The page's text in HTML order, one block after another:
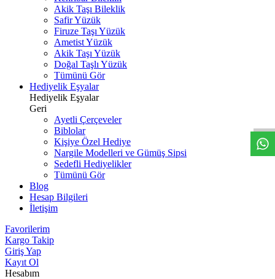
Akik Taşı Bileklik
Safir Yüzük
Firuze Taşı Yüzük
Ametist Yüzük
Akik Taşı Yüzük
Doğal Taşlı Yüzük
Tümünü Gör
Hediyelik Eşyalar
Hediyelik Eşyalar
Geri
Ayetli Çerçeveler
Biblolar
Kişiye Özel Hediye
Nargile Modelleri ve Gümüş Sipsi
Sedefli Hediyelikler
Tümünü Gör
Blog
Hesap Bilgileri
İletişim
Favorilerim
Kargo Takip
Giriş Yap
Kayıt Ol
Hesabım